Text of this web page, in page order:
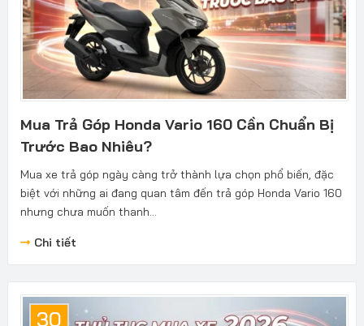
Mua Trả Góp Honda Vario 160 Cần Chuẩn Bị
Trước Bao Nhiêu?
Mua xe trả góp ngày càng trở thành lựa chọn phổ biến, đặc
biệt với những ai đang quan tâm đến trả góp Honda Vario 160
nhưng chưa muốn thanh...
Chi tiết
30